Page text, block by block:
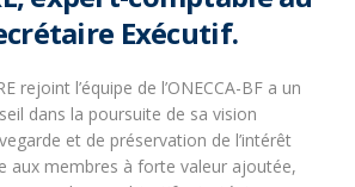
Exécutif.
rejoint l’équipe de l’ONECCA-BF a un
dans la poursuite de sa vision
et de préservation de l’intérêt
aux membres à forte valeur ajoutée,